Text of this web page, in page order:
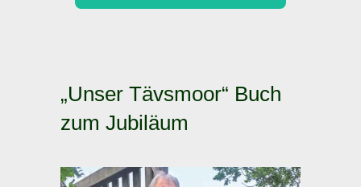
„Unser Tävsmoor“ Buch
zum Jubiläum